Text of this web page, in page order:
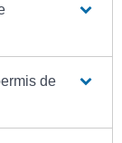
de